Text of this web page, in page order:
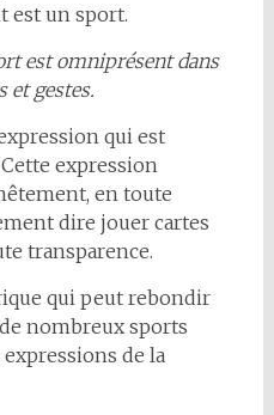
est un sport.
est omniprésent dans
et gestes.
qui est
Cette expression
en toute
dire jouer cartes
transparence.
qui peut rebondir
nombreux sports
de la